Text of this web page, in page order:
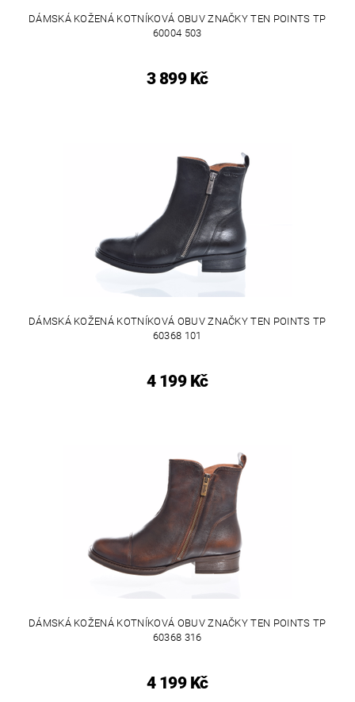
DÁMSKÁ KOŽENÁ KOTNÍKOVÁ OBUV ZNAČKY TEN POINTS TP
60004 503
3 899 Kč
DÁMSKÁ KOŽENÁ KOTNÍKOVÁ OBUV ZNAČKY TEN POINTS TP
60368 101
4 199 Kč
DÁMSKÁ KOŽENÁ KOTNÍKOVÁ OBUV ZNAČKY TEN POINTS TP
60368 316
4 199 Kč